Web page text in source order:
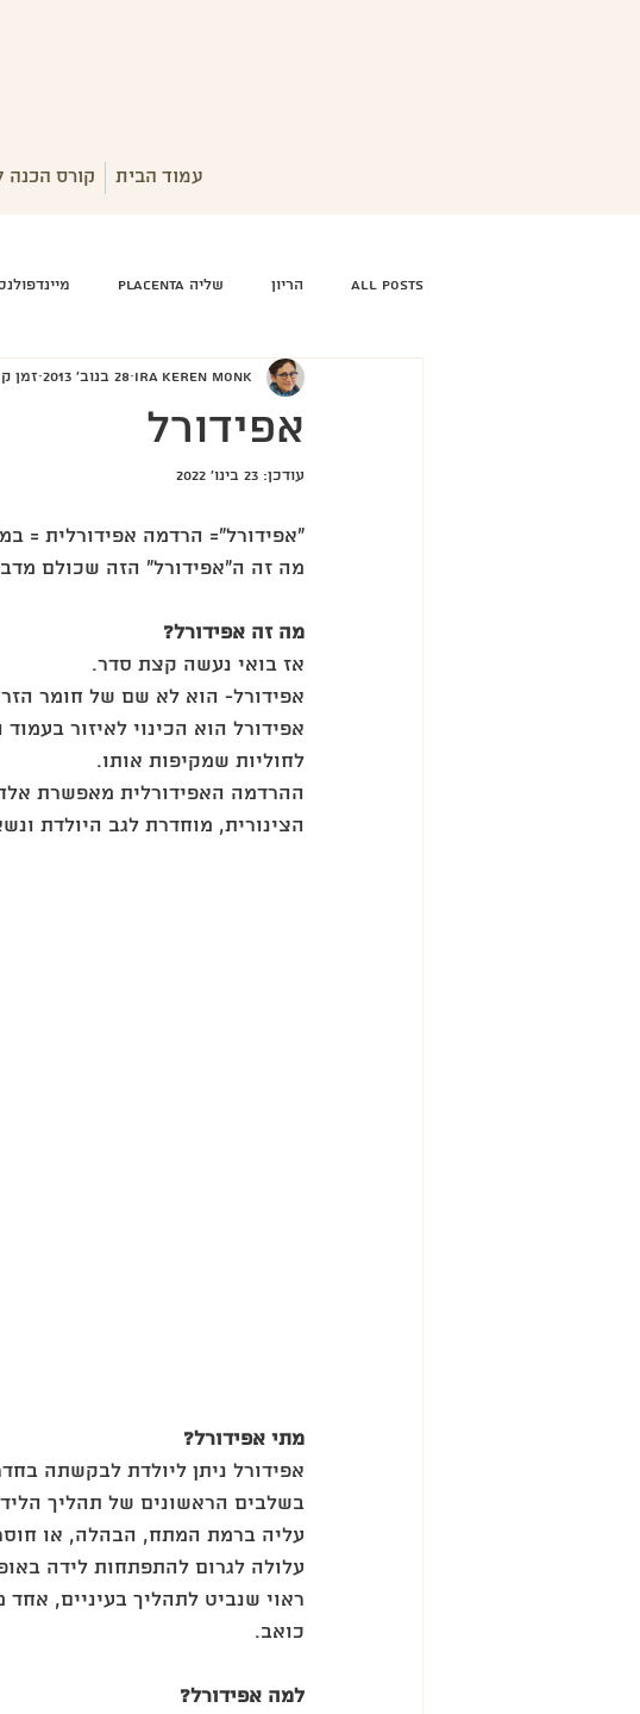
עמוד הבית קורס הכנה
All Posts הריון שליה Placenta
אפידורל
IRA KEREN MONK 28 בנוב׳ 2013 זמן
עודכן: 23 בינו׳ 2022
"אפידורל"= הרדמה אפידורלית =
מה זה ה"אפידורל" הזה שכולם
מה זה אפידורל?
אז בואי נעשה קצת סדר.
אפידורל- הוא לא שם של חומר
אפידורל הוא הכינוי לאיזור
לחוליות שמקיפות אותו.
ההרדמה האפידורלית מאפשרת
הצינורית, מוחדרת לגב היולדת
מתי אפידורל?
אפידורל ניתן ליולדת לבקשתה
בשלבים הראשונים של תהליך
עליה ברמת המתח, הבהלה, או
עלולה לגרום להתפתחות לידה
ראוי שנביט לתהליך בעיניים,
כואב.
למה אפידורל?